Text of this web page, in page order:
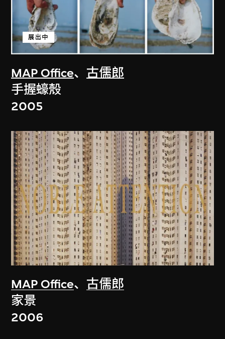
MAP Office、 古儒郎
展出中
手握蠔殼
2005
MAP Office、 古儒郎
家景
2006